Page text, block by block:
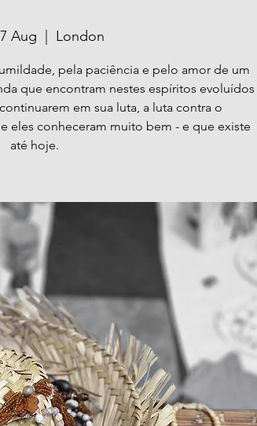
Aug London
pela paciência e pelo amor de um
que encontram nestes espíritos evoluídos
em sua luta, a luta contra o
eles conheceram muito bem - e que existe
até hoje.